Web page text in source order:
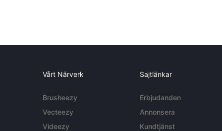
Vårt Närverk
Brusheezy
Vecteezy
Videezy
Sajtlänkar
Erbjudanden
Annonsera
Kundtjänst